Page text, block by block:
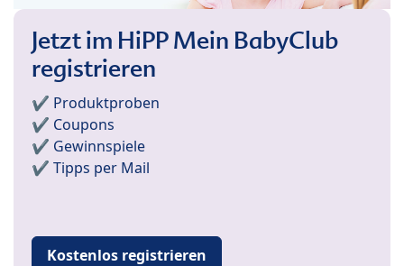
Jetzt im HiPP Mein BabyClub
registrieren
✔️ Produktproben
✔️ Coupons
✔️ Gewinnspiele
✔️ Tipps per Mail
Kostenlos registrieren